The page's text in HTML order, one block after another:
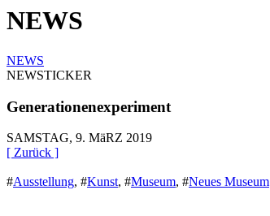
NEWS
NEWS
NEWSTICKER
Generationenexperiment
SAMSTAG, 9. MäRZ 2019
[ Zurück ]
#Ausstellung, #Kunst, #Museum, #Neues Museum